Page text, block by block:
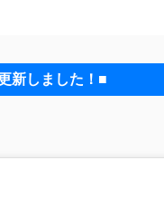
新しました！■